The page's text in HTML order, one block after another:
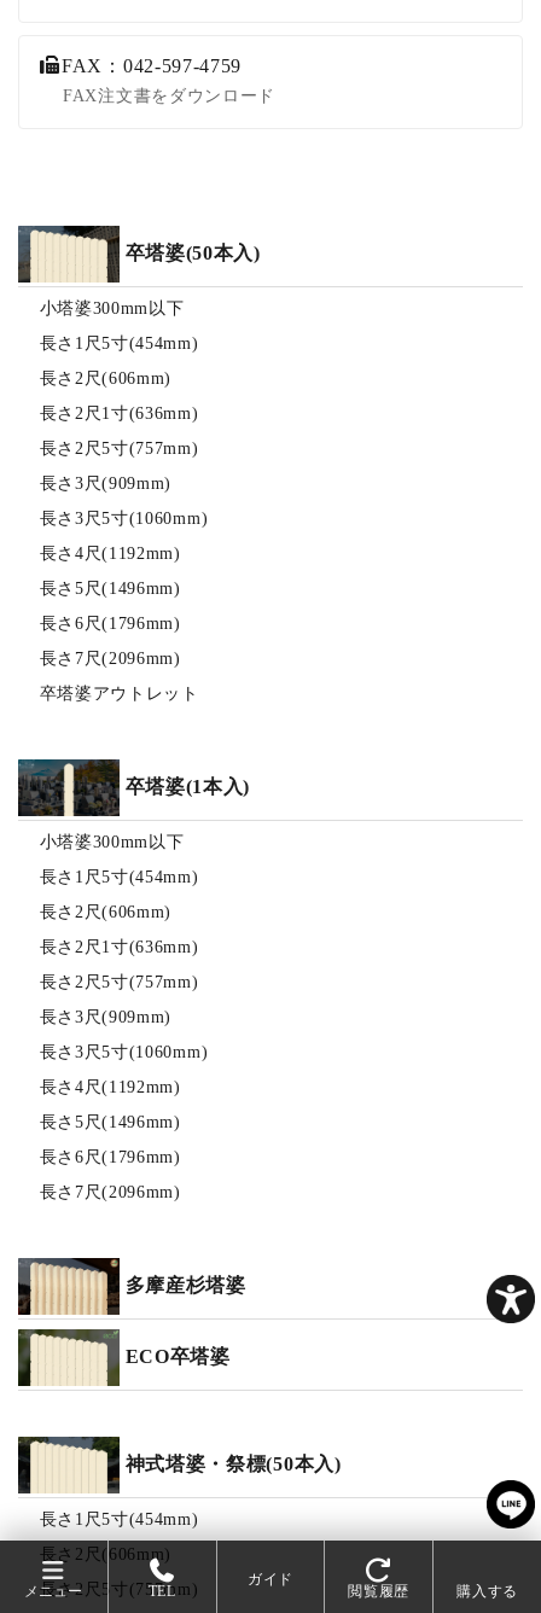
FAX：042-597-4759
FAX注文書をダウンロード
卒塔婆(50本入)
小塔婆300mm以下
長さ1尺5寸(454mm)
長さ2尺(606mm)
長さ2尺1寸(636mm)
長さ2尺5寸(757mm)
長さ3尺(909mm)
長さ3尺5寸(1060mm)
長さ4尺(1192mm)
長さ5尺(1496mm)
長さ6尺(1796mm)
長さ7尺(2096mm)
卒塔婆アウトレット
卒塔婆(1本入)
小塔婆300mm以下
長さ1尺5寸(454mm)
長さ2尺(606mm)
長さ2尺1寸(636mm)
長さ2尺5寸(757mm)
長さ3尺(909mm)
長さ3尺5寸(1060mm)
長さ4尺(1192mm)
長さ5尺(1496mm)
長さ6尺(1796mm)
長さ7尺(2096mm)
多摩産杉塔婆
ECO卒塔婆
神式塔婆・祭標(50本入)
長さ1尺5寸(454mm)
長さ2尺(606mm)
長さ2尺5寸(757mm)
メニュー TEL
ガイド
閲覧履歴 購入する